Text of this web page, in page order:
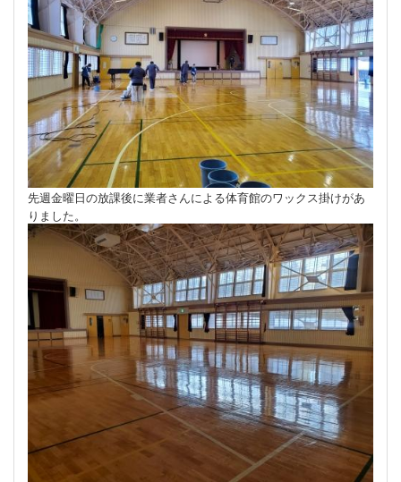
先週金曜日の放課後に業者さんによる体育館のワックス掛けがあ
りました。